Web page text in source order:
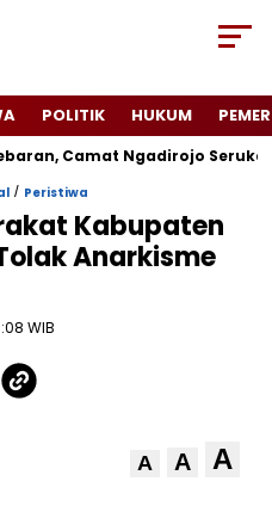
POLITIK HUKUM
Camat Ngadirojo
/ Peristiwa
Kabupaten
Anarkisme
WIB
A A A